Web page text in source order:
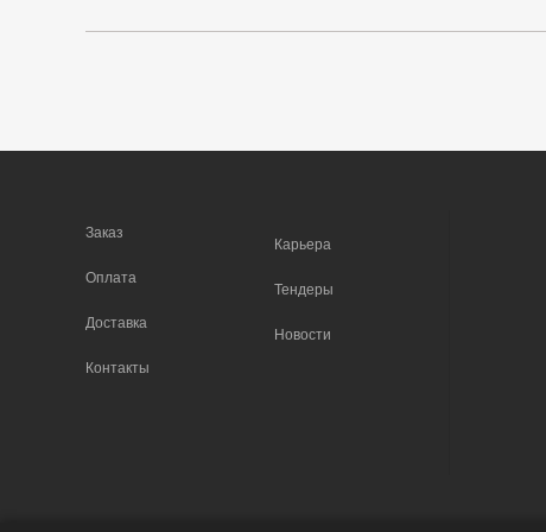
Заказ
Оплата
Доставка
Контакты
Карьера
Тендеры
Новости